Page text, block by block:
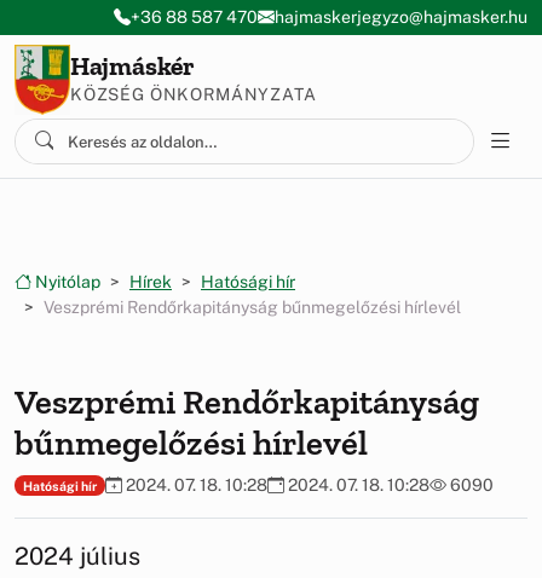
Ugrás a menüre
Ugrás a tartalomra
+36 88 587 470 hajmaskerjegyzo@hajmasker.hu
Hajmáskér
KÖZSÉG ÖNKORMÁNYZATA
Nyitólap Hírek
Hatósági hír
Veszprémi Rendőrkapitányság bűnmegelőzési hírlevél
Veszprémi Rendőrkapitányság
bűnmegelőzési hírlevél
Hatósági hír 2024. 07. 18. 10:28 2024. 07. 18. 10:28 6090
2024 július